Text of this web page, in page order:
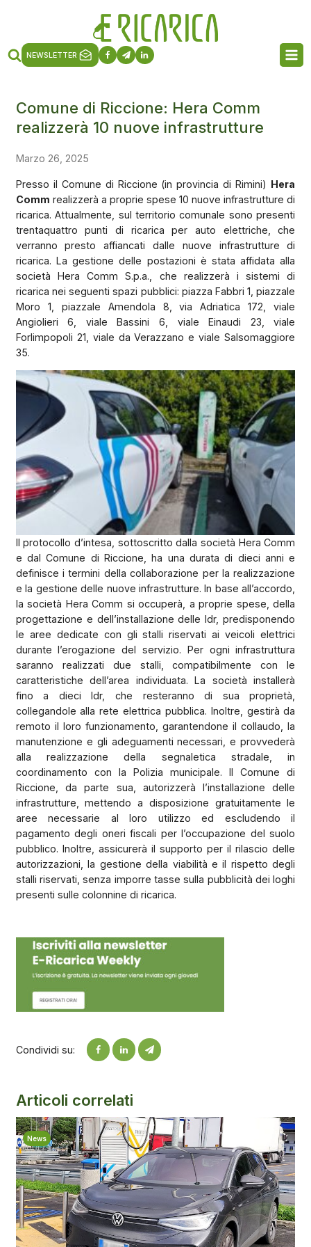
NEWSLETTER
Comune di Riccione: Hera Comm
realizzerà 10 nuove infrastrutture
Marzo 26, 2025
Presso il Comune di Riccione (in provincia di Rimini) Hera
Comm realizzerà a proprie spese 10 nuove infrastrutture di
ricarica. Attualmente, sul territorio comunale sono presenti
trentaquattro punti di ricarica per auto elettriche, che
verranno presto affiancati dalle nuove infrastrutture di
ricarica. La gestione delle postazioni è stata affidata alla
società Hera Comm S.p.a., che realizzerà i sistemi di
ricarica nei seguenti spazi pubblici: piazza Fabbri 1, piazzale
Moro 1, piazzale Amendola 8, via Adriatica 172, viale
Angiolieri 6, viale Bassini 6, viale Einaudi 23, viale
Forlimpopoli 21, viale da Verazzano e viale Salsomaggiore
35.
Il protocollo d’intesa, sottoscritto dalla società Hera Comm
e dal Comune di Riccione, ha una durata di dieci anni e
definisce i termini della collaborazione per la realizzazione
e la gestione delle nuove infrastrutture. In base all’accordo,
la società Hera Comm si occuperà, a proprie spese, della
progettazione e dell’installazione delle Idr, predisponendo
le aree dedicate con gli stalli riservati ai veicoli elettrici
durante l’erogazione del servizio. Per ogni infrastruttura
saranno realizzati due stalli, compatibilmente con le
caratteristiche dell’area individuata. La società installerà
fino a dieci Idr, che resteranno di sua proprietà,
collegandole alla rete elettrica pubblica. Inoltre, gestirà da
remoto il loro funzionamento, garantendone il collaudo, la
manutenzione e gli adeguamenti necessari, e provvederà
alla realizzazione della segnaletica stradale, in
coordinamento con la Polizia municipale. Il Comune di
Riccione, da parte sua, autorizzerà l’installazione delle
infrastrutture, mettendo a disposizione gratuitamente le
aree necessarie al loro utilizzo ed escludendo il
pagamento degli oneri fiscali per l’occupazione del suolo
pubblico. Inoltre, assicurerà il supporto per il rilascio delle
autorizzazioni, la gestione della viabilità e il rispetto degli
stalli riservati, senza imporre tasse sulla pubblicità dei loghi
presenti sulle colonnine di ricarica.
Condividi su:
Articoli correlati
News